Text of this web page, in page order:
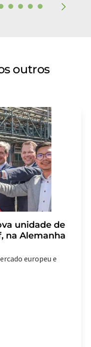
outros
unidade de
na Alemanha
europeu e